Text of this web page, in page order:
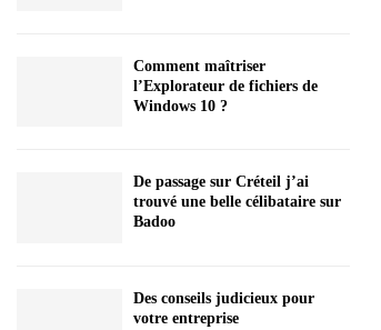
Comment maîtriser
l’Explorateur de fichiers de
Windows 10 ?
De passage sur Créteil j’ai
trouvé une belle célibataire sur
Badoo
Des conseils judicieux pour
votre entreprise